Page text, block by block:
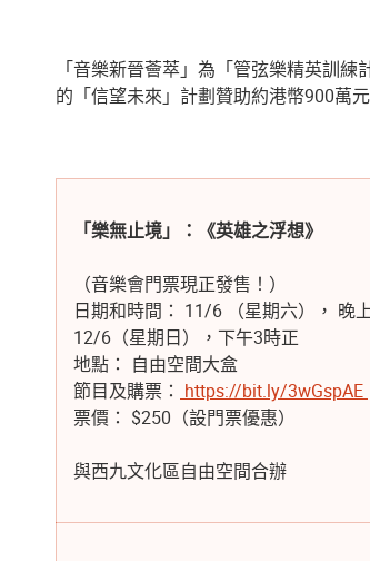
「音樂新晉薈萃」為「管弦樂精英訓
的「信望未來」計劃贊助約港幣900萬
「樂無止境」：《英雄之浮想》
（音樂會門票現正發售！）
日期和時間： 11/6 （星期六）， 晚
12/6（星期日），下午3時正
地點： 自由空間大盒
節目及購票： https://bit.ly/3wGspAE
票價： $250（設門票優惠）
與西九文化區自由空間合辦